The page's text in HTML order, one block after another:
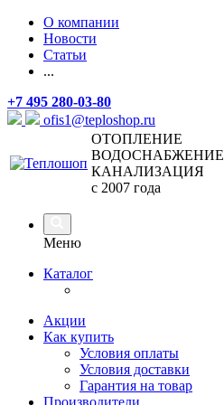
О компании
Новости
Статьи
...
+7 495 280-03-80
ofis1@teploshop.ru
ОТОПЛЕНИЕ
ВОДОСНАБЖЕНИЕ
КАНАЛИЗАЦИЯ
с 2007 года
Меню
Каталог
Акции
Как купить
Условия оплаты
Условия доставки
Гарантия на товар
Производители